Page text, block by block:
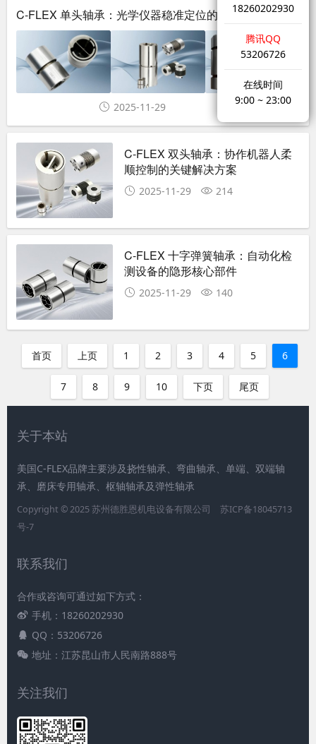
C-FLEX 单头轴承：光学仪器稳准定位的优选元件
2025-11-29 223
C-FLEX 双头轴承：协作机器人柔
顺控制的关键解决方案
2025-11-29 214
C-FLEX 十字弹簧轴承：自动化检
测设备的隐形核心部件
2025-11-29 140
首页 上页 1 2 3 4 5 6
7 8 9 10 下页 尾页
关于本站
美国C-FLEX品牌主要涉及挠性轴承、弯曲轴承、单端、双端轴
承、磨床专用轴承、枢轴轴承及弹性轴承
Copyright © 2025 苏州德胜恩机电设备有限公司
苏ICP备18045713
号-7
联系我们
合作或咨询可通过如下方式：
手机：18260202930
QQ：53206726
地址：江苏昆山市人民南路888号
关注我们
18260202930
腾讯QQ
53206726
在线时间
9:00 ~ 23:00